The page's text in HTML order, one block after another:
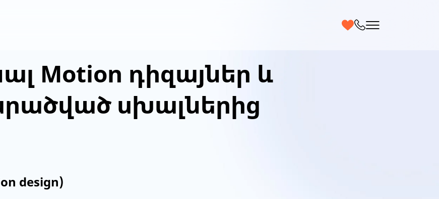
Motion դիզայներ և
սխալներից
design)